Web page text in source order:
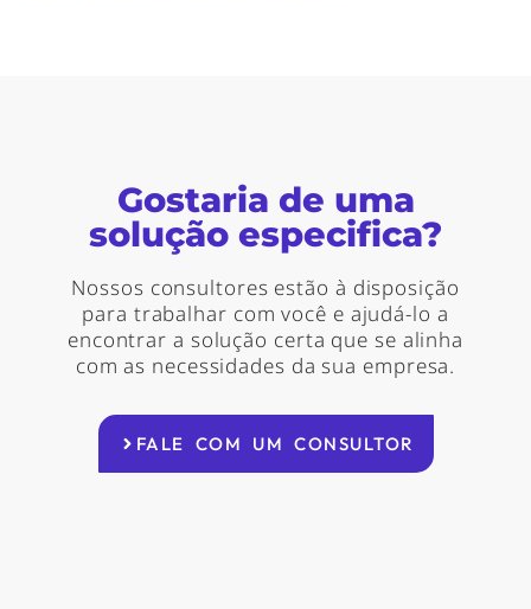
Gostaria de uma
solução especifica?
Nossos consultores estão à disposição
para trabalhar com você e ajudá-lo a
encontrar a solução certa que se alinha
com as necessidades da sua empresa.
FALE COM UM CONSULTOR